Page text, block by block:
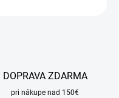
DOPRAVA ZDARMA
pri nákupe nad 150€